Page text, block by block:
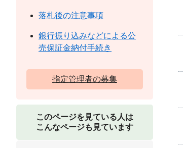
落札後の注意事項
銀行振り込みなどによる公
売保証金納付手続き
指定管理者の募集
このページを見ている人は
こんなページも見ています